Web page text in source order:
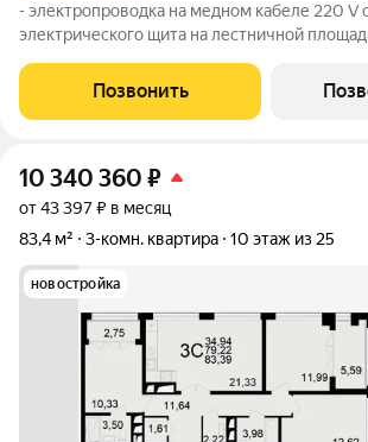
- электропроводка на медном кабеле 220 V
электрического щита на лестничной
стен, кроме стен лоджий, откосов дверных и
проемов, ниш прохождения стояков
Позвонить
10 340 360 ₽
от 43 397 ₽ в месяц
83,4 м²
3-комн. квартира 10 этаж из 25
новостройка